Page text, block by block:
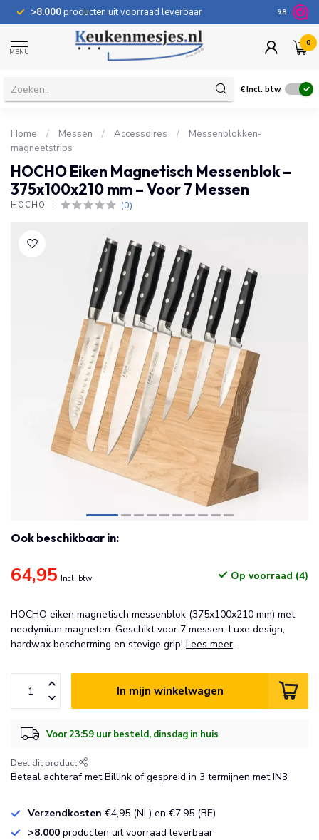
>8.000producten uit voorraad leverbaar 100
9.8
MENU
0
€Incl. btw
Home / Messen / Accessoires /
Messenblokken-
magneetstrips
HOCHO Eiken Magnetisch Messenblok –
375x100x210 mm – Voor 7 Messen
HOCHO (0)
Ook beschikbaar in:
64,95 Incl. btw Op voorraad (4)
HOCHO eiken magnetisch messenblok (375x100x210 mm) met
neodymium magneten. Geschikt voor 7 messen. Luxe design,
hardwax bescherming en stevige grip! Lees meer.
In mijn winkelwagen
Voor 23:59 uur besteld, dinsdag in huis
Deel dit product
Betaal achteraf met Billink of gespreid in 3 termijnen met IN3
Verzendkosten €4,95 (NL) en €7,95 (BE)
>8.000 producten uit voorraad leverbaar